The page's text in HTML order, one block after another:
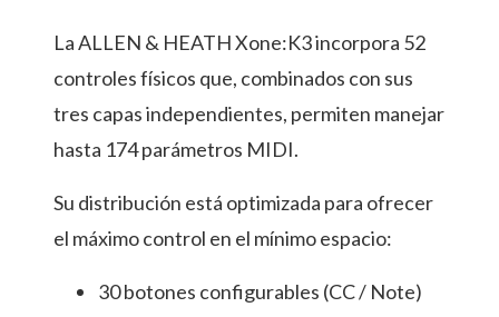
La ALLEN & HEATH Xone:K3 incorpora 52
controles físicos que, combinados con sus
tres capas independientes, permiten manejar
hasta 174 parámetros MIDI.
Su distribución está optimizada para ofrecer
el máximo control en el mínimo espacio:
30 botones configurables (CC / Note)